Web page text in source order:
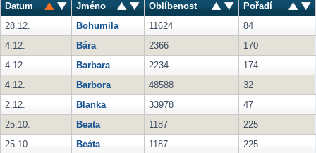
Datum Jméno Oblíbenost
Pořadí
28.12.
Bohumila 11624
84
4.12.
Bára 2366
170
4.12.
Barbara 2234
174
4.12.
Barbora 48588
32
2.12.
Blanka 33978
47
25.10.
Beata 1187
225
25.10.
Beáta 1187
225